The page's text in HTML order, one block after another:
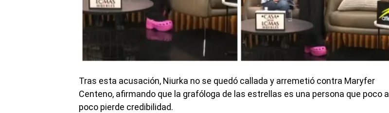
Tras esta acusación, Niurka no se quedó callada y arremetió contra Maryfer
Centeno, afirmando que la grafóloga de las estrellas es una persona que poco a
poco pierde credibilidad.